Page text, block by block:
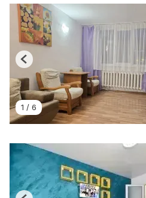
1 / 6
Previous